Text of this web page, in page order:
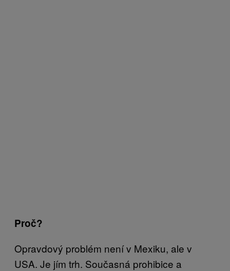
Proč?
Opravdový problém není v Mexiku, ale v
USA. Je jím trh. Současná prohibice a